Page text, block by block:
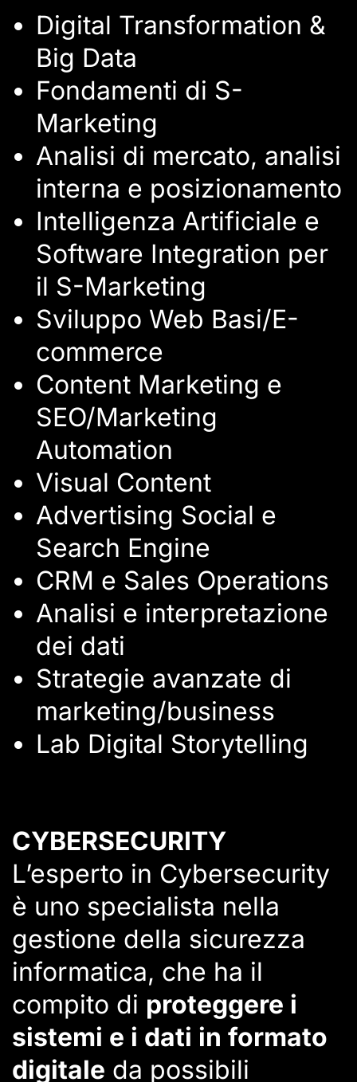
Digital Transformation &
Big Data
Fondamenti di S-
Marketing
Analisi di mercato, analisi
interna e posizionamento
Intelligenza Artificiale e
Software Integration per
il S-Marketing
Sviluppo Web Basi/E-
commerce
Content Marketing e
SEO/Marketing
Automation
Visual Content
Advertising Social e
Search Engine
CRM e Sales Operations
Analisi e interpretazione
dei dati
Strategie avanzate di
marketing/business
Lab Digital Storytelling
CYBERSECURITY
L’esperto in Cybersecurity
è uno specialista nella
gestione della sicurezza
informatica, che ha il
compito di proteggere i
sistemi e i dati in formato
digitale da possibili